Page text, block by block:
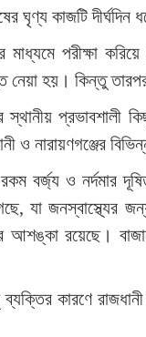
ঘৃণ্য কাজটি দীর্ঘদিন
পরীক্ষা
নেয়া হয়। কিন্তু
প্রভাবশালী
ও নারায়ণগঞ্জের
বর্জ্য ও নর্দমার
যা জনস্বাস্থ্যের
আশঙ্কা রয়েছে।
কারণে